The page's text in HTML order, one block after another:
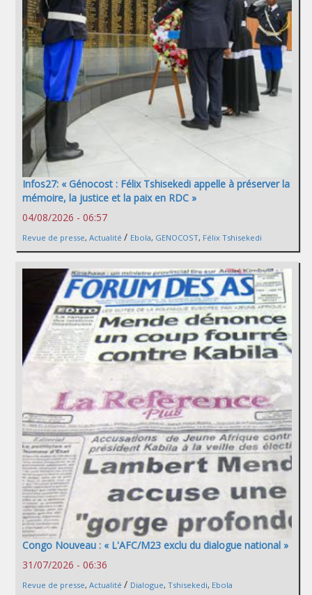
Infos27: « Génocost : Félix Tshisekedi appelle à préserver la
mémoire, la justice et la paix en RDC »
04/08/2026 - 06:57
Revue de presse, Actualité / Ebola, GENOCOST, Félix Tshisekedi
Congo Nouveau : « L'AFC/M23 exclu du dialogue national »
31/07/2026 - 06:36
Revue de presse, Actualité / Dialogue, Tshisekedi, Ebola